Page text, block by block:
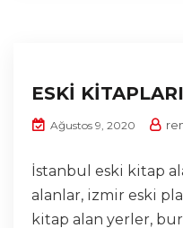
ESKİ
Ağustos 9, 2020
İstanbul eski kitap
alanlar, izmir eski
kitap alan yerler,